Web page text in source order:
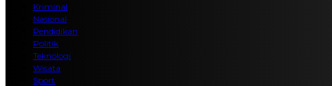
Kriminal
Nasional
Pendidikan
Politik
Teknologi
Wisata
Sport